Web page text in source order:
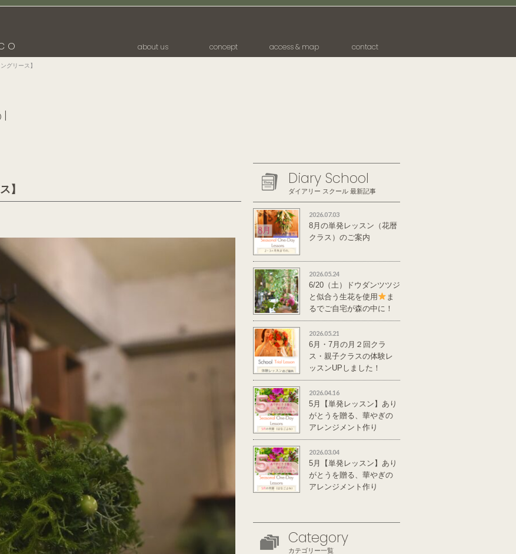
about us concept access & map contact
グリース】
】
Diary School
ダイアリー スクール 最新記事
2026.07.03
8月の単発レッスン（花暦
クラス）のご案内
2026.05.24
6/20（土）ドウダンツツジ
と似合う生花を使用
ま
るでご自宅が森の中に！
単発レッスンのご案
内
2026.05.21
6月・7月の月２回クラ
ス・親子クラスの体験レ
ッスンUPしました！
2026.04.16
5月【単発レッスン】あり
がとうを贈る、華やぎの
アレンジメント作り
2026.03.04
5月【単発レッスン】あり
がとうを贈る、華やぎの
アレンジメント作り
Category
カテゴリー一覧